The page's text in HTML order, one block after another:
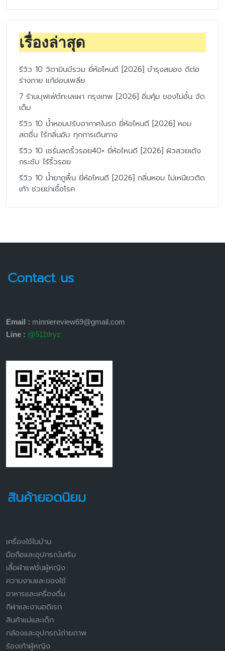
เรื่องล่าสุด
รีวิว 10 วิตามินบีรวม ยี่ห้อไหนดี [2026] บำรุงสมอง ดีต่อ
ร่างกาย แก้อ่อนเพลีย
7 ร้านบุฟเฟ่ต์ทะเลเผา กรุงเทพ [2026] อิ่มคุ้ม ของไม่อั้น จัด
เต็ม
รีวิว 10 น้ำหอมปรับอากาศในรถ ยี่ห้อไหนดี [2026] หอม
สดชื่น ไร้กลิ่นอับ ทุกการเดินทาง
รีวิว 10 เซรั่มลดริ้วรอย40+ ยี่ห้อไหนดี [2026] ผิวสวยเด้ง
กระชับ ไร้ริ้วรอย
รีวิว 10 น้ำยาถูพื้น ยี่ห้อไหนดี [2026] กลิ่นหอม ไม่เหนียวติด
เท้า ช่วยฆ่าเชื้อโรค
Contact us
Email : minniereview69@gmail.com
Line : @511tlryz
สินค้ายอดนิยม
เครื่องใช้ในบ้าน
มือถือและอุปกรณ์เสริม
เสื้อผ้าแฟชั่นผู้หญิง
ความงามและของใช้
อาหารและเครื่องดื่ม
กีฬาและงานอดิเรก
สินค้าแม่และเด็ก
กล้องและอุปกรณ์ถ่ายภาพ
ร้องเท้าผู้หญิง